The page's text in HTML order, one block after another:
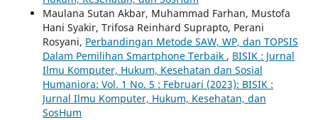
Maulana Sutan Akbar, Muhammad Farhan, Mustofa
Hani Syakir, Trifosa Reinhard Suprapto, Perani
Rosyani, Perbandingan Metode SAW, WP, dan TOPSIS
Dalam Pemilihan Smartphone Terbaik , BISIK : Jurnal
Ilmu Komputer, Hukum, Kesehatan dan Sosial
Humaniora: Vol. 1 No. 5 : Februari (2023): BISIK :
Jurnal Ilmu Komputer, Hukum, Kesehatan, dan
SosHum